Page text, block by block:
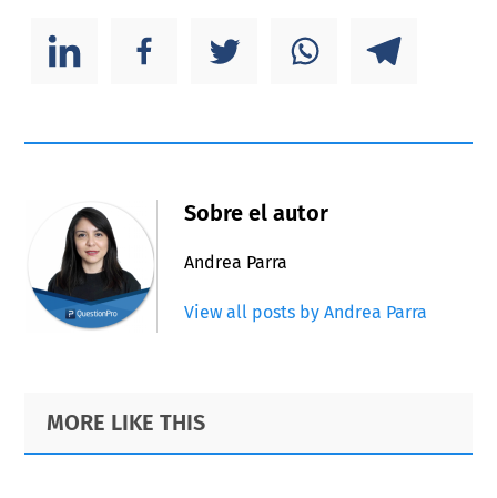
Sobre el autor
Andrea Parra
View all posts by Andrea Parra
Primary
Sidebar
Footer
MORE LIKE THIS